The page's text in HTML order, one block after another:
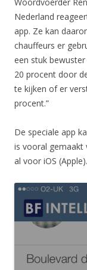
Nederland
app. Ze kan
chauffeurs er
een stuk
20 procent door
te kijken of er
procent.”
De speciale app
is vooral gemaakt
al voor iOS